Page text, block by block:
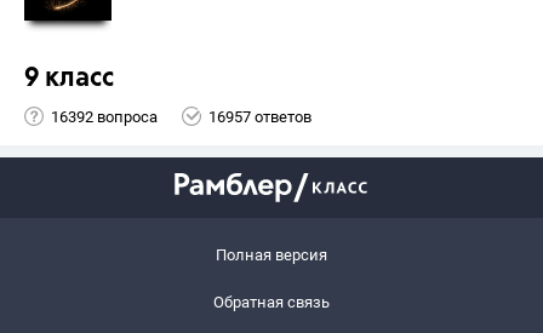
9 класс
16392 вопроса 16957 ответов
Полная версия
Обратная связь